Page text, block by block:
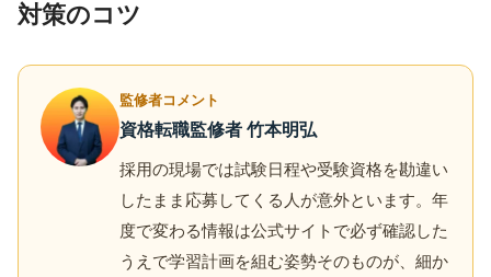
対策のコツ
監修者コメント
資格転職監修者 竹本明弘
採用の現場では試験日程や受験資格を勘違い
したまま応募してくる人が意外といます。年
度で変わる情報は公式サイトで必ず確認した
うえで学習計画を組む姿勢そのものが、細か